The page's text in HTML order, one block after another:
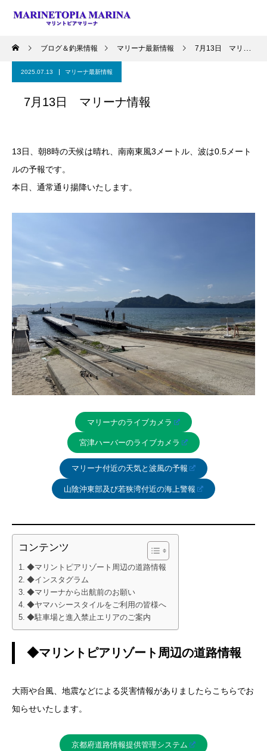
ブログ＆釣果情報 マリーナ最新情報 7月13日 マリーナ情報
2025.07.13 マリーナ最新情報
7月13日 マリーナ情報
13日、朝8時の天候は晴れ、南南東風3メートル、波は0.5メート
ルの予報です。
本日、通常通り揚降いたします。
マリーナのライブカメラ
宮津ハーバーのライブカメラ
マリーナ付近の天気と波風の予報
山陰沖東部及び若狭湾付近の海上警報
コンテンツ
◆マリントピアリゾート周辺の道路情報
◆インスタグラム
◆マリーナから出航前のお願い
◆ヤマハシースタイルをご利用の皆様へ
◆駐車場と進入禁止エリアのご案内
◆マリントピアリゾート周辺の道路情報
大雨や台風、地震などによる災害情報がありましたらこちらでお
知らせいたします。
京都府道路情報提供管理システム